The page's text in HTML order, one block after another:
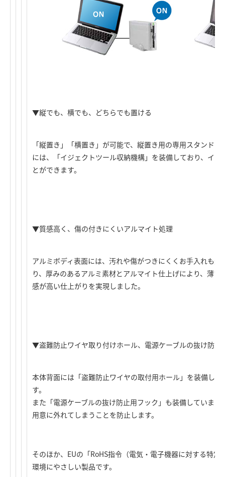
▼縦でも、横でも、どちらでも置ける
「縦置き」「横置き」が可能で、縦置き用の専用スタンド
には、「イジェクトツール収納機構」を装備しており、イ
とができます。
▼質感高く、傷の付きにくいアルマイト処理
アルミボディ表面には、汚れや傷がつきにくくお手入れも
り、厚みのあるアルミ素材とアルマイト仕上げにより、薄
感が高い仕上がりを実現しました。
▼盗難防止ワイヤ取り付けホール、電源ケーブルの抜け防止
本体背面には「盗難防止ワイヤの取付用ホール」を装備し
す。
また「電源ケーブルの抜け防止用フック」も装備していま
用意に外れてしまうことを防止します。
そのほか、EUの「RoHS指令（電気・電子機器に対する特
環境にやさしい製品です。